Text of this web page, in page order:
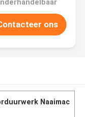
ons
Naaimac